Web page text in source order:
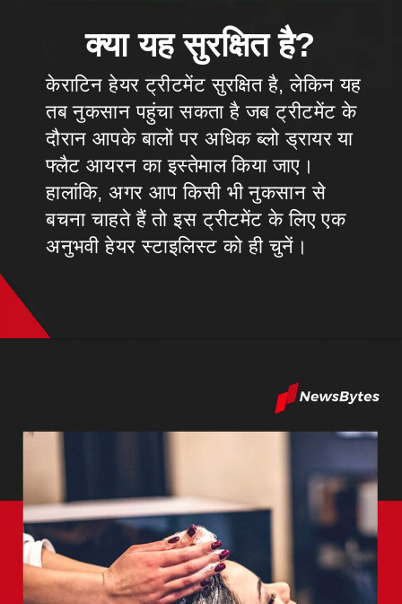
क्या यह सुरक्षित है?
केराटिन हेयर ट्रीटमेंट सुरक्षित है, लेकिन यह
तब नुकसान पहुंचा सकता है जब ट्रीटमेंट के
दौरान आपके बालों पर अधिक ब्लो ड्रायर या
फ्लैट आयरन का इस्तेमाल किया जाए।
हालांकि, अगर आप किसी भी नुकसान से
बचना चाहते हैं तो इस ट्रीटमेंट के लिए एक
अनुभवी हेयर स्टाइलिस्ट को ही चुनें।